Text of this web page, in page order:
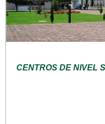
CENTROS DE NIVEL